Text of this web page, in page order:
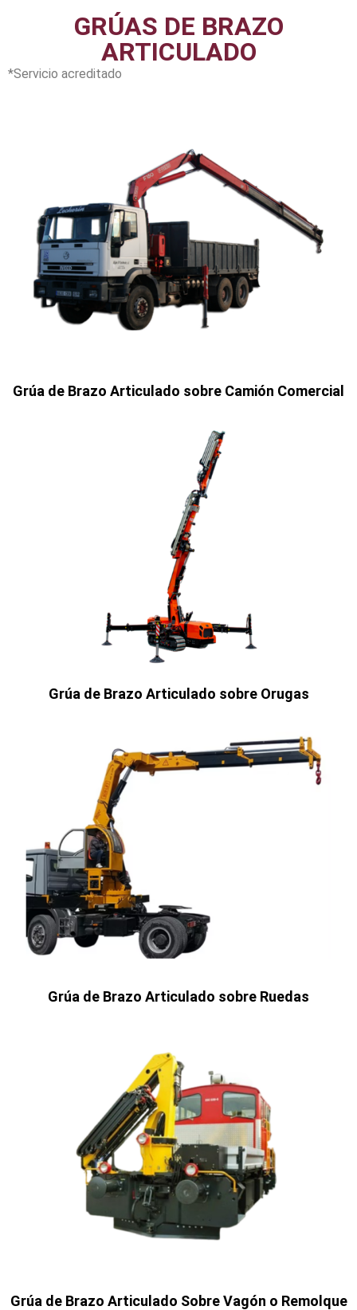
GRÚAS DE BRAZO
ARTICULADO
*Servicio acreditado
Grúa de Brazo Articulado sobre Camión Comercial
Grúa de Brazo Articulado sobre Orugas
Grúa de Brazo Articulado sobre Ruedas
Grúa de Brazo Articulado Sobre Vagón o Remolque